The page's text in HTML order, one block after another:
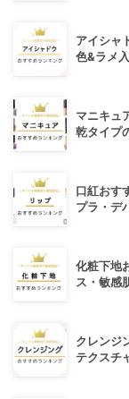
アイシャ
色&ラメ
マニキュ
乾タイプ
口紅おす
プラ・デ
化粧下地
ス・敏感
クレンジ
テクスチ